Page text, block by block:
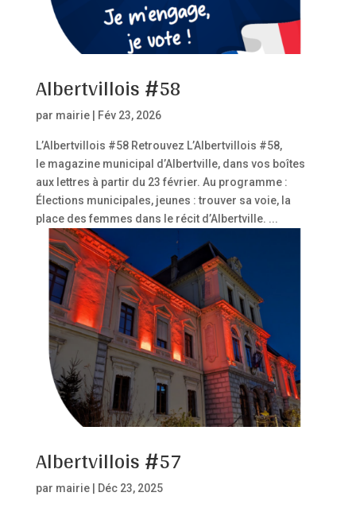
Albertvillois #58
par mairie| Fév 23, 2026
L’Albertvillois #58 Retrouvez L’Albertvillois #58,
le magazine municipal d’Albertville, dans vos boîtes
aux lettres à partir du 23 février. Au programme :
Élections municipales, jeunes : trouver sa voie, la
place des femmes dans le récit d’Albertville. ...
Albertvillois #57
par mairie| Déc 23, 2025